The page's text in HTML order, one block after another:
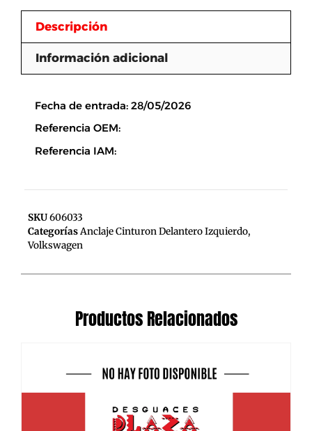
Descripción
Información adicional
Fecha de entrada: 28/05/2026
Referencia OEM:
Referencia IAM:
SKU606033
CategoríasAnclaje Cinturon Delantero Izquierdo,
Volkswagen
Productos Relacionados